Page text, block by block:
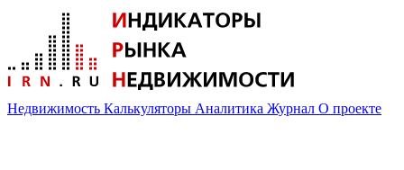
Недвижимость Калькуляторы Аналитика Журнал О проекте